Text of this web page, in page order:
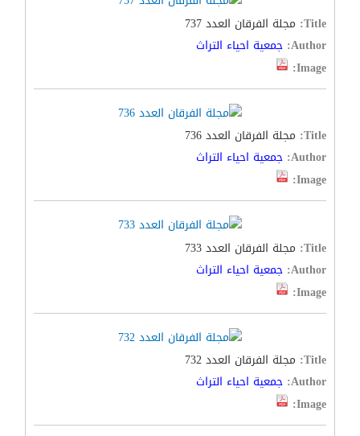
Title: مجلة الفرقان العدد 737
Author: جمعية احياء التراث
Image:
Title: مجلة الفرقان العدد 736
Author: جمعية احياء التراث
Image:
Title: مجلة الفرقان العدد 733
Author: جمعية احياء التراث
Image:
Title: مجلة الفرقان العدد 732
Author: جمعية احياء التراث
Image: